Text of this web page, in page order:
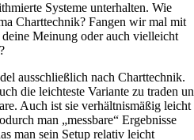
Systeme unterhalten. Wie
Charttechnik? Fangen wir mal mit
Meinung oder auch vielleicht
ausschließlich nach Charttechnik.
die leichteste Variante zu traden
Auch ist sie verhältnismäßig leicht
man „messbare“ Ergebnisse
man sein Setup relativ leicht